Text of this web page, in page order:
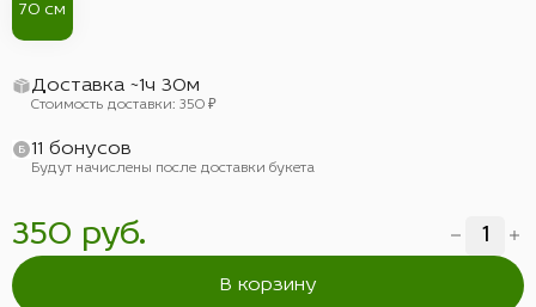
70 см
Доставка ~1ч 30м
Стоимость доставки: 350 ₽
11 бонусов
Будут начислены после доставки букета
350 руб.
В корзину